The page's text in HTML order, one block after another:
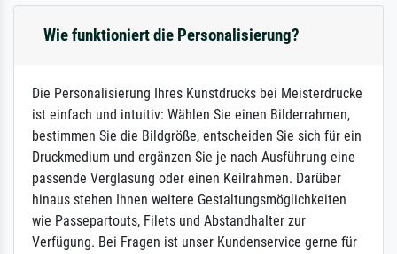
Wie funktioniert die Personalisierung?
Die Personalisierung Ihres Kunstdrucks bei Meisterdrucke
ist einfach und intuitiv: Wählen Sie einen Bilderrahmen,
bestimmen Sie die Bildgröße, entscheiden Sie sich für ein
Druckmedium und ergänzen Sie je nach Ausführung eine
passende Verglasung oder einen Keilrahmen. Darüber
hinaus stehen Ihnen weitere Gestaltungsmöglichkeiten
wie Passepartouts, Filets und Abstandhalter zur
Verfügung. Bei Fragen ist unser Kundenservice gerne für